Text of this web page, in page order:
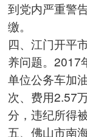
到党内严重警
缴。
四、江门开平
养问题。2017
单位公务车加
次、费用2.57
分，违纪所得被
五、佛山市南